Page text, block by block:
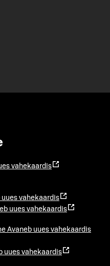
vahekaardis
uues vahekaardis
uues vahekaardis
Avaneb uues vahekaardis
uues vahekaardis